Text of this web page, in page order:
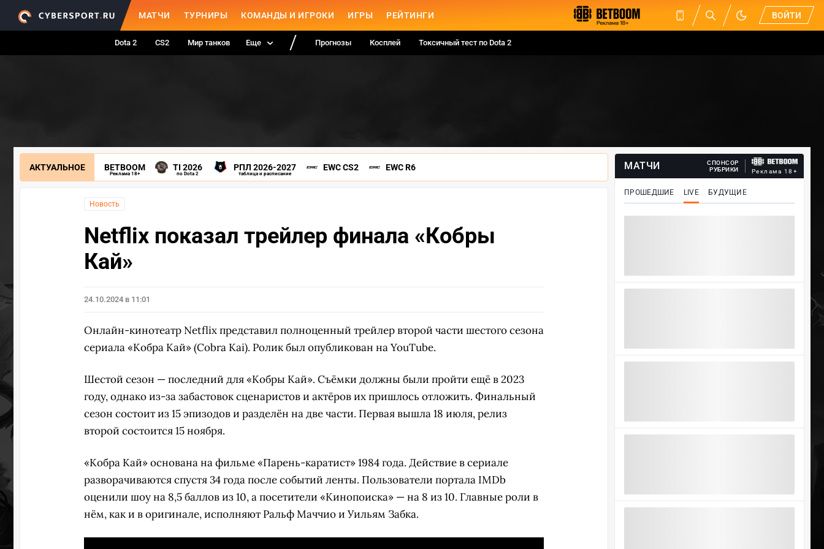
МАТЧИ ТУРНИРЫ КОМАНДЫ И ИГРОКИ ИГРЫ РЕЙТИНГИ ВОЙТИ
Dota 2 CS2 Мир танков Еще Прогнозы Косплей Токсичный тест по Dota 2
АКТУАЛЬНОЕ BETBOOM
Реклама 18+
TI 2026
по Dota 2
РПЛ 2026-2027
таблица и расписание
EWC CS2 EWC R6
Новость
Netflix показал трейлер финала «Кобры
Кай»
24.10.2024 в 11:01
Онлайн-кинотеатр Netflix представил полноценный трейлер второй части шестого сезона
сериала «Кобра Кай» (Cobra Kai). Ролик был опубликован на YouTube.
Шестой сезон — последний для «Кобры Кай». Съёмки должны были пройти ещё в 2023
году, однако из-за забастовок сценаристов и актёров их пришлось отложить. Финальный
сезон состоит из 15 эпизодов и разделён на две части. Первая вышла 18 июля, релиз
второй состоится 15 ноября.
«Кобра Кай» основана на фильме «Парень-каратист» 1984 года. Действие в сериале
разворачиваются спустя 34 года после событий ленты. Пользователи портала IMDb
оценили шоу на 8,5 баллов из 10, а посетители «Кинопоиска» — на 8 из 10. Главные роли в
нём, как и в оригинале, исполняют Ральф Маччио и Уильям Забка.
МАТЧИ
СПОНСОР
РУБРИКИ
Реклама 18+
ПРОШЕДШИЕ LIVE БУДУЩИЕ